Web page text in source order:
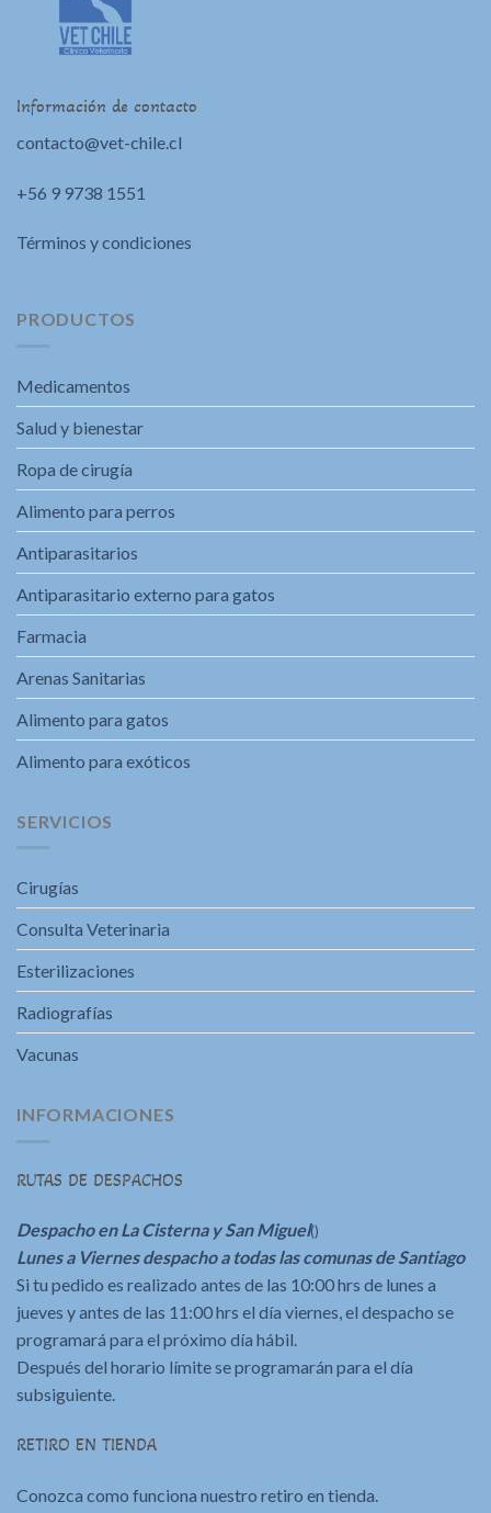
Información de contacto
contacto@vet-chile.cl
+56 9 9738 1551
Términos y condiciones
PRODUCTOS
Medicamentos
Salud y bienestar
Ropa de cirugía
Alimento para perros
Antiparasitarios
Antiparasitario externo para gatos
Farmacia
Arenas Sanitarias
Alimento para gatos
Alimento para exóticos
SERVICIOS
Cirugías
Consulta Veterinaria
Esterilizaciones
Radiografías
Vacunas
INFORMACIONES
RUTAS DE DESPACHOS
Despacho en La Cisterna y San Miguel()
Lunes a Viernes despacho a todas las comunas de Santiago
Si tu pedido es realizado antes de las 10:00 hrs de lunes a
jueves y antes de las 11:00 hrs el día viernes, el despacho se
programará para el próximo día hábil.
Después del horario límite se programarán para el día
subsiguiente.
RETIRO EN TIENDA
Conozca como funciona nuestro retiro en tienda.